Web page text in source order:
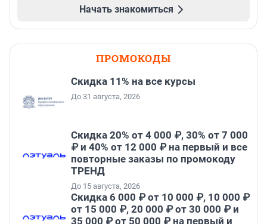
Начать знакомиться
ПРОМОКОДЫ
Скидка 11% на все курсы
До 31 августа, 2026
Скидка 20% от 4 000 ₽, 30% от 7 000
₽ и 40% от 12 000 ₽ на первый и все
повторные заказы по промокоду
ТРЕНД
До 15 августа, 2026
Скидка 6 000 ₽ от 10 000 ₽, 10 000 ₽
от 15 000 ₽, 20 000 ₽ от 30 000 ₽ и
35 000 ₽ от 50 000 ₽ на первый и